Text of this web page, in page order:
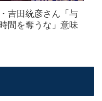
吉田統彦さん「与
間を奪うな」意味